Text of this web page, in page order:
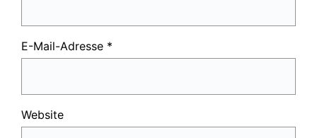
E-Mail-Adresse *
Website